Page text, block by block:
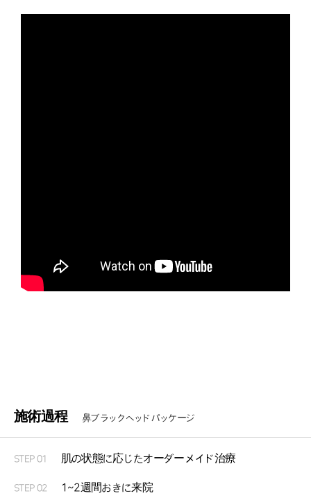
施術過程 鼻ブラックヘッドパッケージ
STEP 01 肌の状態に応じたオーダーメイド治療
STEP 02 1~2週間おきに来院